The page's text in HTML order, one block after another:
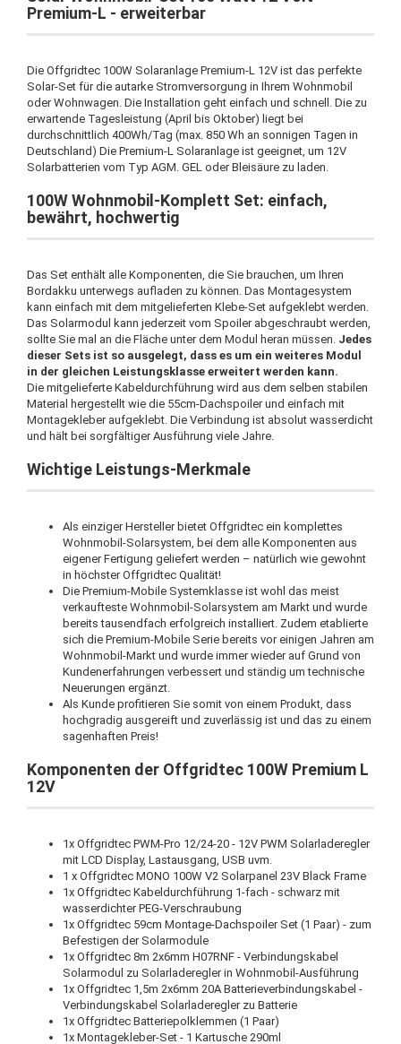
Premium-L - erweiterbar
Die Offgridtec 100W Solaranlage Premium-L 12V ist das perfekte
Solar-Set für die autarke Stromversorgung in Ihrem Wohnmobil
oder Wohnwagen. Die Installation geht einfach und schnell. Die zu
erwartende Tagesleistung (April bis Oktober) liegt bei
durchschnittlich 400Wh/Tag (max. 850 Wh an sonnigen Tagen in
Deutschland) Die Premium-L Solaranlage ist geeignet, um 12V
Solarbatterien vom Typ AGM. GEL oder Bleisäure zu laden.
100W Wohnmobil-Komplett Set: einfach,
bewährt, hochwertig
Das Set enthält alle Komponenten, die Sie brauchen, um Ihren
Bordakku unterwegs aufladen zu können. Das Montagesystem
kann einfach mit dem mitgelieferten Klebe-Set aufgeklebt werden.
Das Solarmodul kann jederzeit vom Spoiler abgeschraubt werden,
sollte Sie mal an die Fläche unter dem Modul heran müssen. Jedes
dieser Sets ist so ausgelegt, dass es um ein weiteres Modul
in der gleichen Leistungsklasse erweitert werden kann.
Die mitgelieferte Kabeldurchführung wird aus dem selben stabilen
Material hergestellt wie die 55cm-Dachspoiler und einfach mit
Montagekleber aufgeklebt. Die Verbindung ist absolut wasserdicht
und hält bei sorgfältiger Ausführung viele Jahre.
Wichtige Leistungs-Merkmale
Als einziger Hersteller bietet Offgridtec ein komplettes
Wohnmobil-Solarsystem, bei dem alle Komponenten aus
eigener Fertigung geliefert werden – natürlich wie gewohnt
in höchster Offgridtec Qualität!
Die Premium-Mobile Systemklasse ist wohl das meist
verkaufteste Wohnmobil-Solarsystem am Markt und wurde
bereits tausendfach erfolgreich installiert. Zudem etablierte
sich die Premium-Mobile Serie bereits vor einigen Jahren am
Wohnmobil-Markt und wurde immer wieder auf Grund von
Kundenerfahrungen verbessert und ständig um technische
Neuerungen ergänzt.
Als Kunde profitieren Sie somit von einem Produkt, dass
hochgradig ausgereift und zuverlässig ist und das zu einem
sagenhaften Preis!
Komponenten der Offgridtec 100W Premium L
12V
1x Offgridtec PWM-Pro 12/24-20 - 12V PWM Solarladeregler
mit LCD Display, Lastausgang, USB uvm.
1 x Offgridtec MONO 100W V2 Solarpanel 23V Black Frame
1x Offgridtec Kabeldurchführung 1-fach - schwarz mit
wasserdichter PEG-Verschraubung
1x Offgridtec 59cm Montage-Dachspoiler Set (1 Paar) - zum
Befestigen der Solarmodule
1x Offgridtec 8m 2x6mm H07RNF - Verbindungskabel
Solarmodul zu Solarladeregler in Wohnmobil-Ausführung
1x Offgridtec 1,5m 2x6mm 20A Batterieverbindungskabel -
Verbindungskabel Solarladeregler zu Batterie
1x Offgridtec Batteriepolklemmen (1 Paar)
1x Montagekleber-Set - 1 Kartusche 290ml